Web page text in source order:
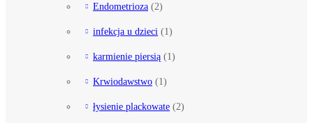
Endometrioza (2)
infekcja u dzieci (1)
karmienie piersią (1)
Krwiodawstwo (1)
łysienie plackowate (2)